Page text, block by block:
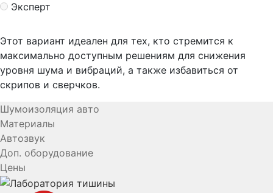
Эксперт
Этот вариант идеален для тех, кто стремится к
максимально доступным решениям для снижения
уровня шума и вибраций, а также избавиться от
скрипов и сверчков.
Шумоизоляция авто
Материалы
Автозвук
Доп. оборудование
Цены